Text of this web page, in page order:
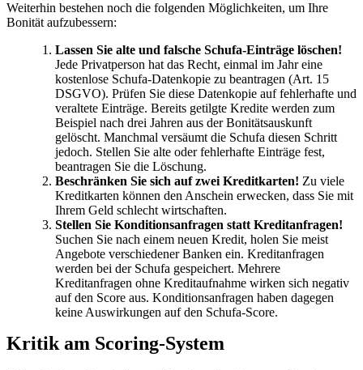
Weiterhin bestehen noch die folgenden Möglichkeiten, um Ihre
Bonität aufzubessern:
Lassen Sie alte und falsche Schufa-Einträge löschen!
Jede Privatperson hat das Recht, einmal im Jahr eine
kostenlose Schufa-Datenkopie zu beantragen (Art. 15
DSGVO). Prüfen Sie diese Datenkopie auf fehlerhafte und
veraltete Einträge. Bereits getilgte Kredite werden zum
Beispiel nach drei Jahren aus der Bonitätsauskunft
gelöscht. Manchmal versäumt die Schufa diesen Schritt
jedoch. Stellen Sie alte oder fehlerhafte Einträge fest,
beantragen Sie die Löschung.
Beschränken Sie sich auf zwei Kreditkarten! Zu viele
Kreditkarten können den Anschein erwecken, dass Sie mit
Ihrem Geld schlecht wirtschaften.
Stellen Sie Konditionsanfragen statt Kreditanfragen!
Suchen Sie nach einem neuen Kredit, holen Sie meist
Angebote verschiedener Banken ein. Kreditanfragen
werden bei der Schufa gespeichert. Mehrere
Kreditanfragen ohne Kreditaufnahme wirken sich negativ
auf den Score aus. Konditionsanfragen haben dagegen
keine Auswirkungen auf den Schufa-Score.
Kritik am Scoring-System